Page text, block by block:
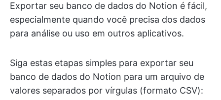
Exportar seu banco de dados do Notion é fácil,
especialmente quando você precisa dos dados
para análise ou uso em outros aplicativos.
Siga estas etapas simples para exportar seu
banco de dados do Notion para um arquivo de
valores separados por vírgulas (formato CSV):